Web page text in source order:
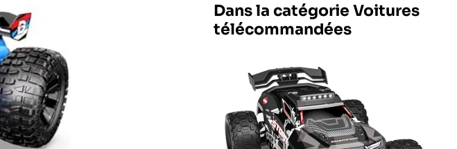
Dans la catégorie Voitures
télécommandées